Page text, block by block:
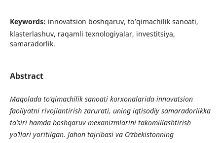
Keywords: innovatsion boshqaruv, to’qimachilik sanoati,
klasterlashuv, raqamli texnologiyalar, investitsiya,
samaradorlik.
Abstract
Maqolada to’qimachilik sanoati korxonalarida innovatsion
faoliyatni rivojlantirish zarurati, uning iqtisodiy samaradorlikka
ta’siri hamda boshqaruv mexanizmlarini takomillashtirish
yo’llari yoritilgan. Jahon tajribasi va O’zbekistonning